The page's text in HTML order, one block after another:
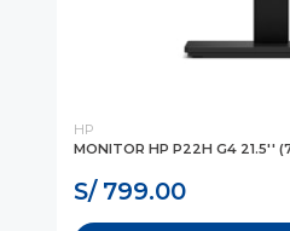
HP
MONITOR HP P22H G4 21.5''
S/ 799.00